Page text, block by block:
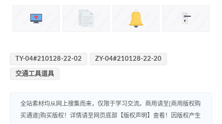
TY-04#210128-22-02 ZY-04#210128-22-20
交通工具道具
全站素材均从网上搜集而来，仅限于学习交流。商用请至[商用版权购
买通道]购买版权！详情请至网页底部【版权声明】查看！因版权产生